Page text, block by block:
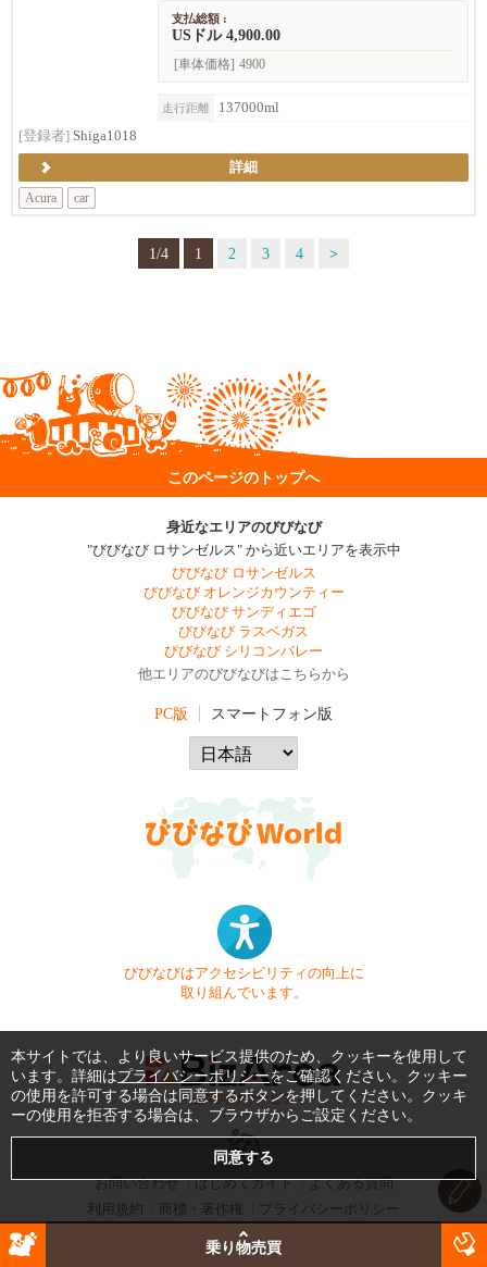
支払総額 :
USドル 4,900.00
[車体価格] 4900
走行距離
137000ml
[登録者] Shiga1018
詳細
Acura
car
1/4 1 2 3 4 >
このページのトップへ
身近なエリアのびびなび
"びびなび ロサンゼルス" から近いエリアを表示中
びびなび ロサンゼルス
びびなび オレンジカウンティー
びびなび サンディエゴ
びびなび ラスベガス
びびなび シリコンバレー
他エリアのびびなびはこちらから
PC版 スマートフォン版
びびなびはアクセシビリティの向上に
取り組んでいます。
- 企業向けサービス -
お問い合わせ はじめてガイド
よくある質問
利用規約
商標・著作権 プライバシーポリシー
Copyright © 1999-2026 Vivid Navigation, Inc. All Rights Reserved.
Server US (45) @ Los Angeles Data Center
乗り物売買
本サイトでは、より良いサービス提供のため、クッキーを使用して
います。詳細はプライバシーポリシーをご確認ください。クッキー
の使用を許可する場合は同意するボタンを押してください。クッキ
ーの使用を拒否する場合は、ブラウザからご設定ください。